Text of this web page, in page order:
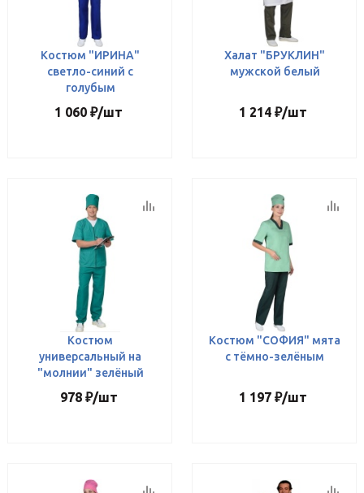
Костюм "ИРИНА"
светло-синий с
голубым
1 060 ₽/шт
Халат "БРУКЛИН"
мужской белый
1 214 ₽/шт
Костюм
универсальный на
"молнии" зелёный
978₽/шт
Костюм "СОФИЯ" мята
с тёмно-зелёным
1 197 ₽/шт